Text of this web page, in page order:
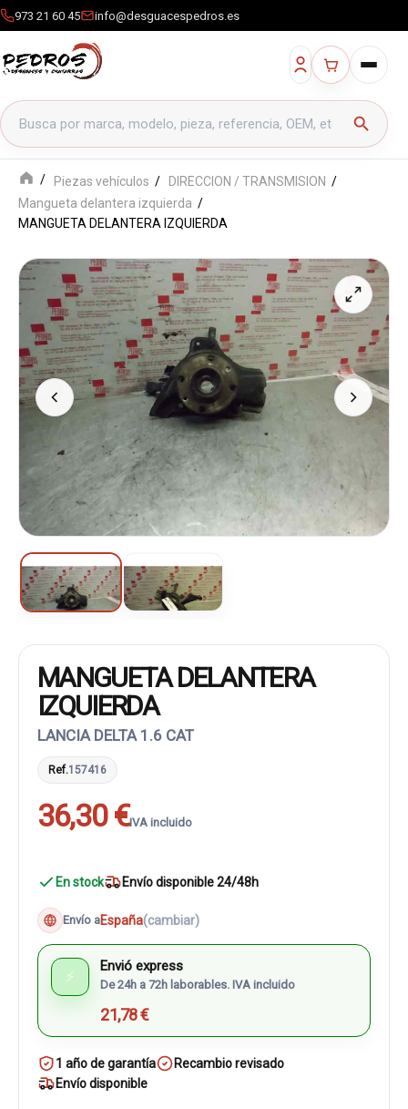
973 21 60 45 info@desguacespedros.es
Buscar productos
search
Piezas vehículos
DIRECCION / TRANSMISION
Mangueta delantera izquierda
MANGUETA DELANTERA IZQUIERDA
MANGUETA DELANTERA
IZQUIERDA
LANCIA DELTA 1.6 CAT
Ref.157416
36,30 €IVA incluido
En stock Envío disponible 24/48h
Envío aEspaña(cambiar)
⚡
Envió express
De 24h a 72h laborables. IVA incluido
21,78 €
1 año de garantía
Recambio revisado
Envío disponible